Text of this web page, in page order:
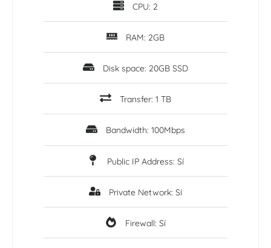
CPU: 2
RAM: 2GB
Disk space: 20GB SSD
Transfer: 1 TB
Bandwidth: 100Mbps
Public IP Address: Sí
Private Network: Sí
Firewall: Sí